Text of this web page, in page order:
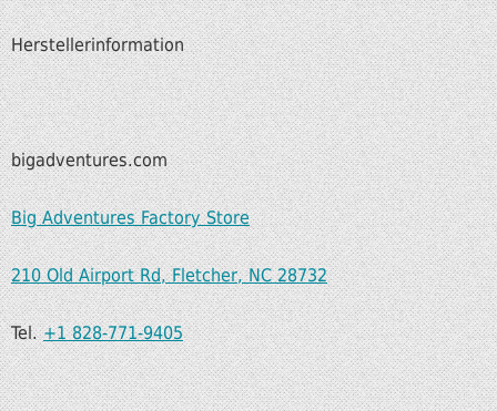
Herstellerinformation
bigadventures.com
Big Adventures Factory Store
210 Old Airport Rd, Fletcher, NC 28732
Tel.+1 828-771-9405